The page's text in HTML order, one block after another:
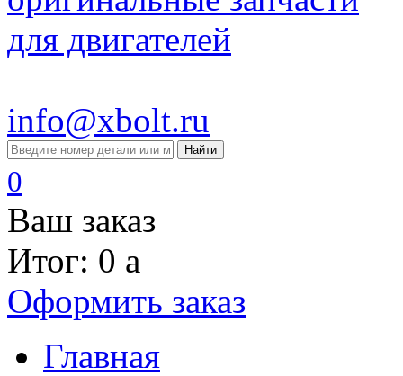
для двигателей
info@xbolt.ru
Найти
0
Ваш заказ
Итог: 0 a
Оформить заказ
Главная